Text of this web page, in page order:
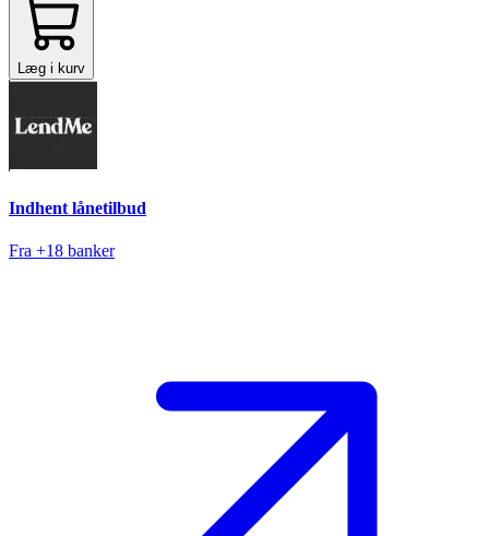
Læg i kurv
Indhent lånetilbud
Fra +18 banker